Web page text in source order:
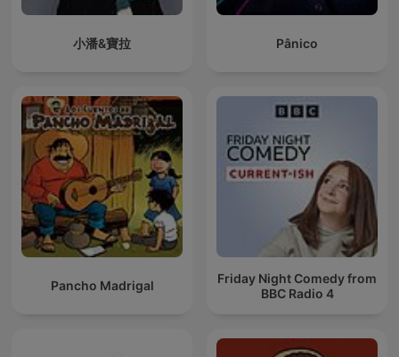
小潘&寶拉 Pânico
Pancho Madrigal
Friday Night Comedy from
BBC Radio 4